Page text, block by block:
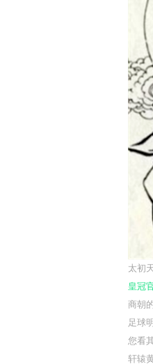
太初
皇冠
商朝
足球
您看
轩辕